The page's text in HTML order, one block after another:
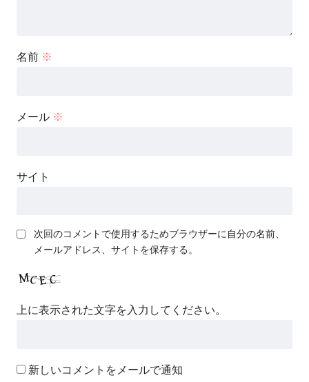
名前 ※
メール ※
サイト
次回のコメントで使用するためブラウザーに自分の名前、
メールアドレス、サイトを保存する。
上に表示された文字を入力してください。
新しいコメントをメールで通知